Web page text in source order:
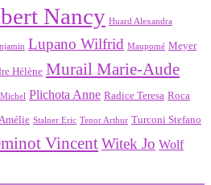
Nancy Huard Alexandra
Lupano Wilfrid Maupomé Meyer
Hélène Murail Marie-Aude
Plichota Anne Radice Teresa Roca
Stalner Eric Tenor Arthur Turconi Stefano
VincentWitek Jo Wolf